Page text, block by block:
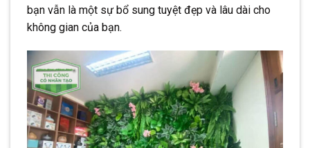
bạn vẫn là một sự bổ sung tuyệt đẹp và lâu dài cho
không gian của bạn.